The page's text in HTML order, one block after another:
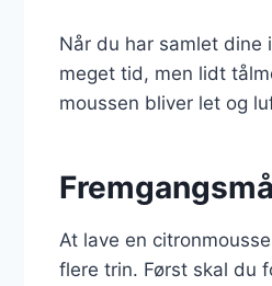
Når du har samlet
meget tid, men lidt
moussen bliver let og
At lave en
flere trin. Først skal du